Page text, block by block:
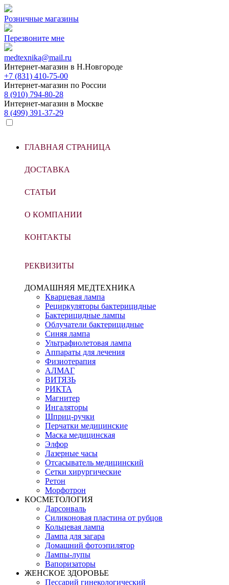
Розничные магазины
Перезвоните мне
medtexnika@mail.ru
Интернет-магазин в Н.Новгороде
+7 (831) 410-75-00
Интернет-магазин по России
8 (910) 794-80-28
Интернет-магазин в Москве
8 (499) 391-37-29
ГЛАВНАЯ СТРАНИЦА
ДОСТАВКА
СТАТЬИ
О КОМПАНИИ
КОНТАКТЫ
РЕКВИЗИТЫ
ДОМАШНЯЯ МЕДТЕХНИКА
Кварцевая лампа
Рециркуляторы бактерицидные
Бактерицидные лампы
Облучатели бактерицидные
Синяя лампа
Ультрафиолетовая лампа
Аппараты для лечения
Физиотерапия
АЛМАГ
ВИТЯЗЬ
РИКТА
Магнитер
Ингаляторы
Шприц-ручки
Перчатки медицинские
Маска медицинская
Элфор
Лазерные часы
Отсасыватель медицинский
Сетки хирургические
Ретон
Морфотрон
КОСМЕТОЛОГИЯ
Дарсонваль
Силиконовая пластина от рубцов
Кольцевая лампа
Лампа для загара
Домашний фотоэпилятор
Лампы-лупы
Вапоризаторы
ЖЕНСКОЕ ЗДОРОВЬЕ
Пессарий гинекологический